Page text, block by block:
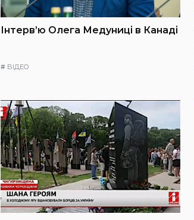
Інтерв’ю Олега Медуниці в Канаді
# ВІДЕО